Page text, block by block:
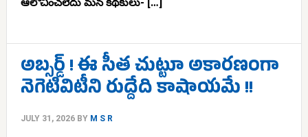
అబ్సర్డ్ ! ఈ సీత చుట్టూ అకారణంగా
నెగెటివిటీని రుద్దేది కాషాయమే !!
JULY 31, 2026BY M S R